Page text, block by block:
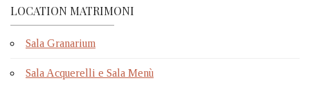
LOCATION MATRIMONI
Sala Granarium
Sala Acquerelli e Sala Menù